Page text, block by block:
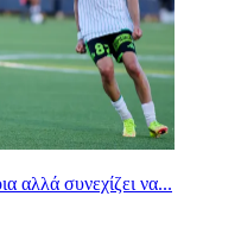
αλλά συνεχίζει να...